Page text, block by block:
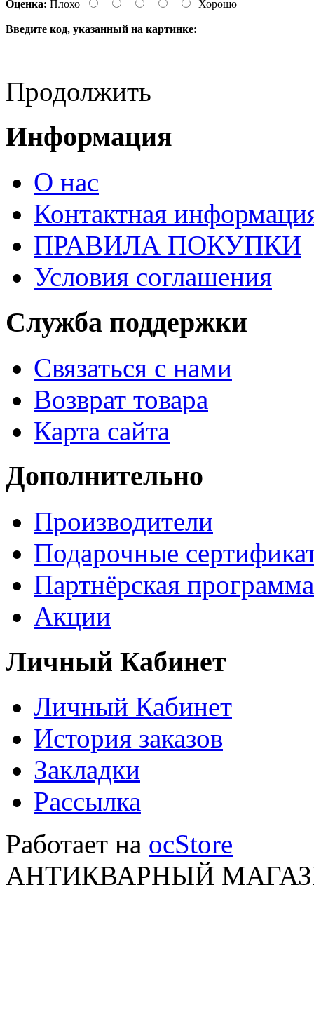
Оценка: Плохо Хорошо
Введите код, указанный на картинке:
Продолжить
Информация
О нас
Контактная
ПРАВИЛА ПОКУПКИ
Условия соглашения
Служба поддержки
Связаться с нами
Возврат товара
Карта сайта
Дополнительно
Производители
Подарочные
Партнёрская программа
Акции
Личный Кабинет
Личный Кабинет
История заказов
Закладки
Рассылка
Работает на ocStore
АНТИКВАРНЫЙ